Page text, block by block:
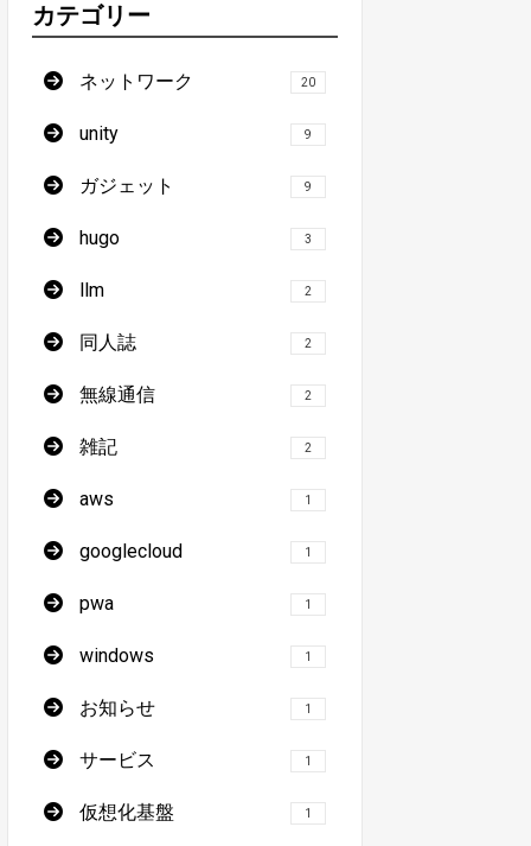
カテゴリー
ネットワーク 20
unity 9
ガジェット 9
hugo 3
llm 2
同人誌 2
無線通信 2
雑記 2
aws 1
googlecloud 1
pwa 1
windows 1
お知らせ 1
サービス 1
仮想化基盤 1